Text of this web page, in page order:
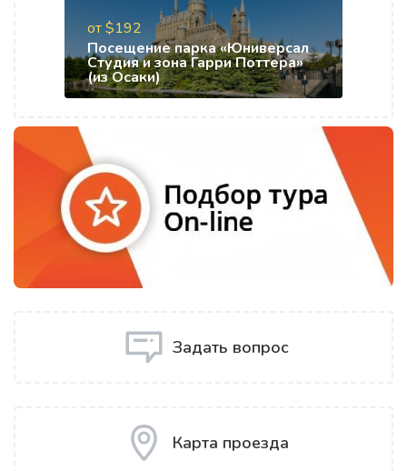
от $192
Посещение парка «Юниверсал
Студия и зона Гарри Поттера»
(из Осаки)
Задать вопрос
Карта проезда